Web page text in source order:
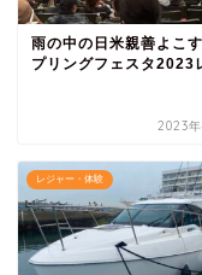
雨の中の日米親善よこ
プリングフェスタ2023
2023
レジャー・体験